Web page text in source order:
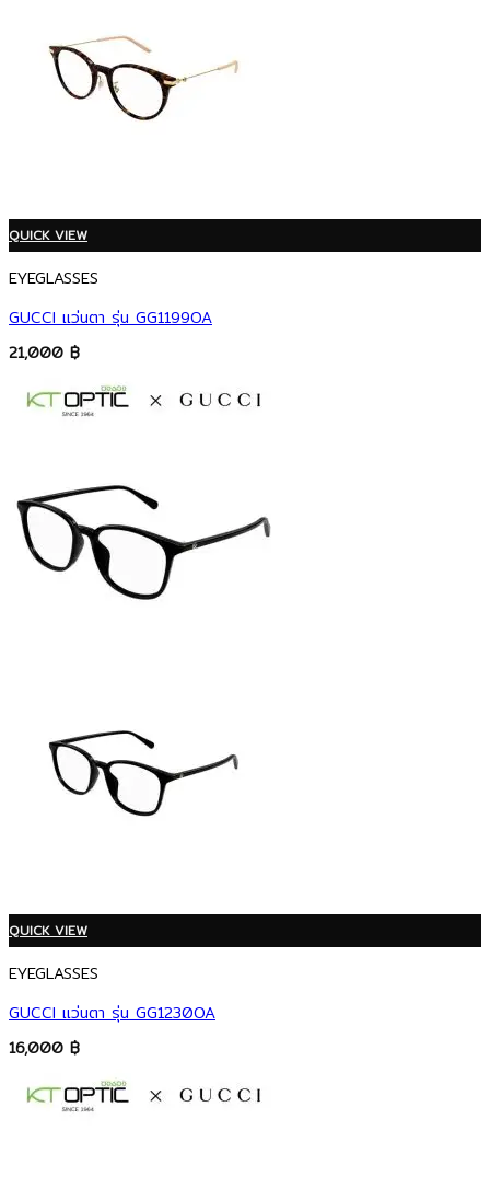
QUICK VIEW
EYEGLASSES
GUCCI แว่นตา รุ่น GG1199OA
21,000 ฿
QUICK VIEW
EYEGLASSES
GUCCI แว่นตา รุ่น GG1230OA
16,000 ฿